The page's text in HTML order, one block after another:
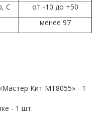
С
от -10 до +50
менее 97
Кит MT8055» - 1
- 1 шт.